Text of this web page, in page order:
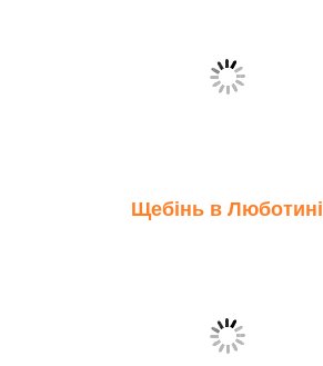
Щебінь в Люботині